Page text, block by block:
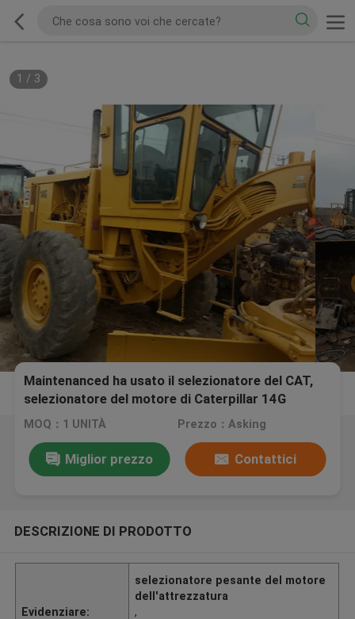
1 / 3
Maintenanced ha usato il selezionatore del CAT,
selezionatore del motore di Caterpillar 14G
nessuna perdita dell'olio
MOQ：1 UNITÀ Prezzo：Asking
Miglior prezzo Contattici
DESCRIZIONE DI PRODOTTO
Evidenziare:
selezionatore pesante del motore
dell'attrezzatura
,